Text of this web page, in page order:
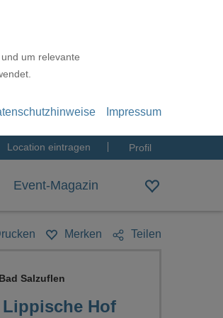
um relevante
Impressum
Location eintragen Profil
Event-Magazin
Merken Teilen
Lippische Hof
Salzuflen